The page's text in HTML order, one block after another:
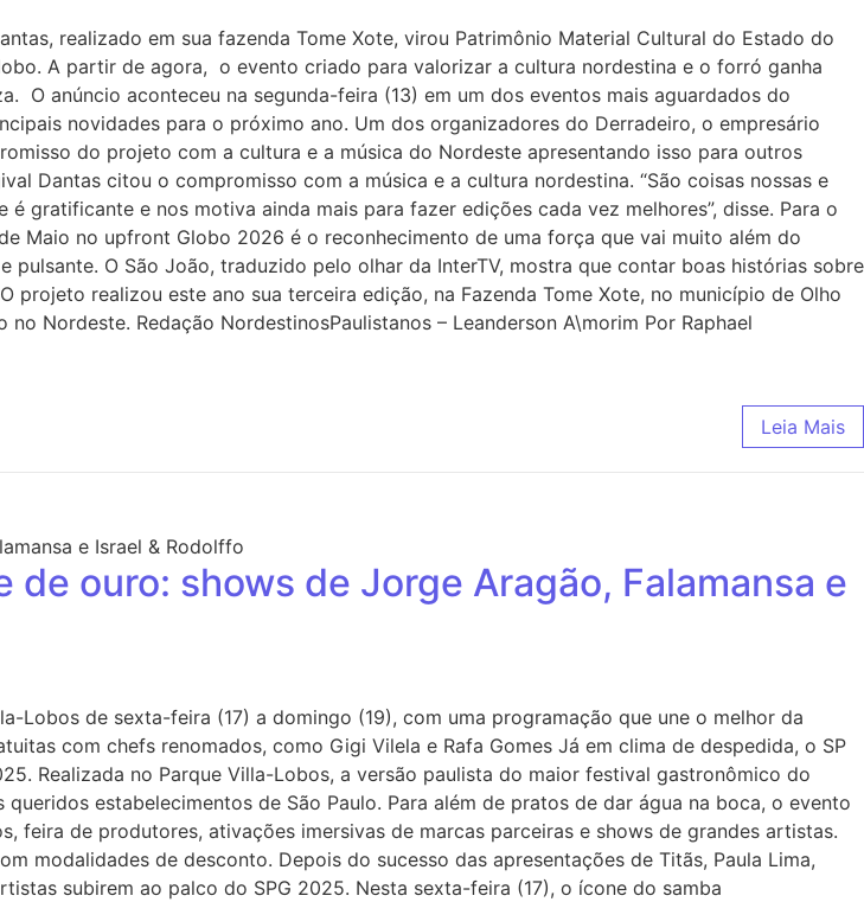
realizado em sua fazenda Tome Xote, virou Patrimônio Material Cultural do Estado do
A partir de agora, o evento criado para valorizar a cultura nordestina e o forró ganha
O anúncio aconteceu na segunda-feira (13) em um dos eventos mais aguardados do
novidades para o próximo ano. Um dos organizadores do Derradeiro, o empresário
do projeto com a cultura e a música do Nordeste apresentando isso para outros
Dantas citou o compromisso com a música e a cultura nordestina. “São coisas nossas e
gratificante e nos motiva ainda mais para fazer edições cada vez melhores”, disse. Para o
Maio no upfront Globo 2026 é o reconhecimento de uma força que vai muito além do
O São João, traduzido pelo olhar da InterTV, mostra que contar boas histórias sobre
realizou este ano sua terceira edição, na Fazenda Tome Xote, no município de Olho
Nordeste. Redação NordestinosPaulistanos – Leanderson A\morim Por Raphael
Leia Mais
ouro: shows de Jorge Aragão, Falamansa e
de sexta-feira (17) a domingo (19), com uma programação que une o melhor da
com chefs renomados, como Gigi Vilela e Rafa Gomes Já em clima de despedida, o SP
Realizada no Parque Villa-Lobos, a versão paulista do maior festival gastronômico do
estabelecimentos de São Paulo. Para além de pratos de dar água na boca, o evento
feira de produtores, ativações imersivas de marcas parceiras e shows de grandes artistas.
modalidades de desconto. Depois do sucesso das apresentações de Titãs, Paula Lima,
subirem ao palco do SPG 2025. Nesta sexta-feira (17), o ícone do samba